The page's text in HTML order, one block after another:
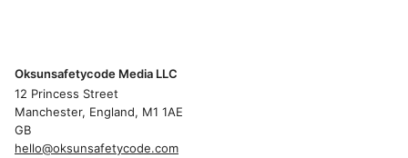
Oksunsafetycode Media LLC
12 Princess Street
Manchester, England, M1 1AE
GB
hello@oksunsafetycode.com